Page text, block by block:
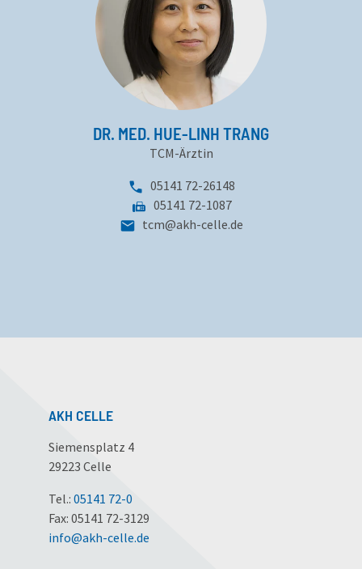
DR. MED. HUE-LINH TRANG
TCM-Ärztin
Telefonnummer:
05141 72-26148
Fax:
05141 72-1087
tcm@akh-celle.de
AKH CELLE
Siemensplatz 4
29223 Celle
Tel.: 05141 72-0
Fax: 05141 72-3129
info@akh-celle.de